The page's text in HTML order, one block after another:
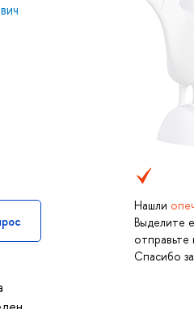
Нашли
Выделите
Спасибо